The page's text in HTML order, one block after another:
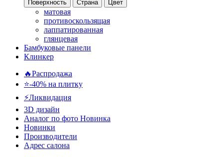
Поверхность Страна Цвет
матовая
противоскользящая
лаппатированная
глянцевая
Бамбуковые панели
Клинкер
🔥Распродажа
⭐-40% на плитку
⚡️Ликвидация
3D дизайн
Аналог по фото Новинка
Новинки
Производители
Адрес салона